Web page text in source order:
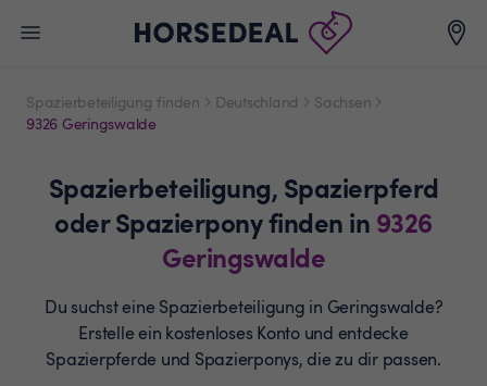
Spazierbeteiligung finden Deutschland
Sachsen
9326 Geringswalde
Spazierbeteiligung, Spazierpferd
oder Spazierponyfinden in 9326
Geringswalde
Du suchst eine Spazierbeteiligung in Geringswalde?
Erstelle ein kostenloses Konto und entdecke
Spazierpferde und Spazierponys, die zu dir passen.